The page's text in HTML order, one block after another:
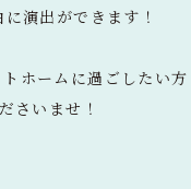
演出ができます！
ホームに過ごしたい方
さいませ！